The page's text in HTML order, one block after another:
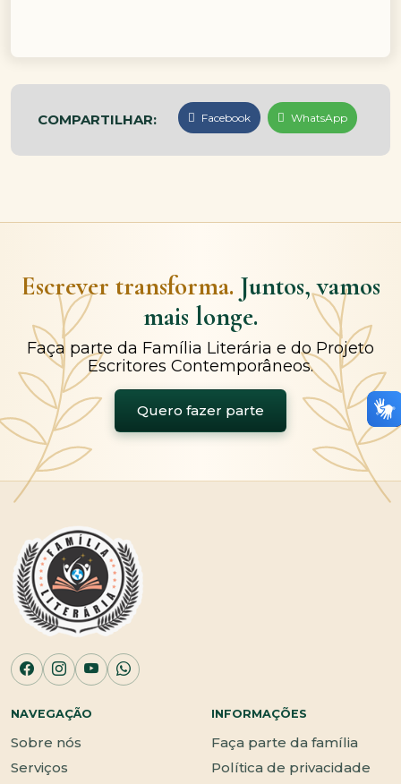
COMPARTILHAR: Facebook WhatsApp
Escrever transforma. Juntos, vamos
mais longe.
Faça parte da Família Literária e do Projeto
Escritores Contemporâneos.
Quero fazer parte
NAVEGAÇÃO
Sobre nós
Serviços
INFORMAÇÕES
Faça parte da família
Política de privacidade